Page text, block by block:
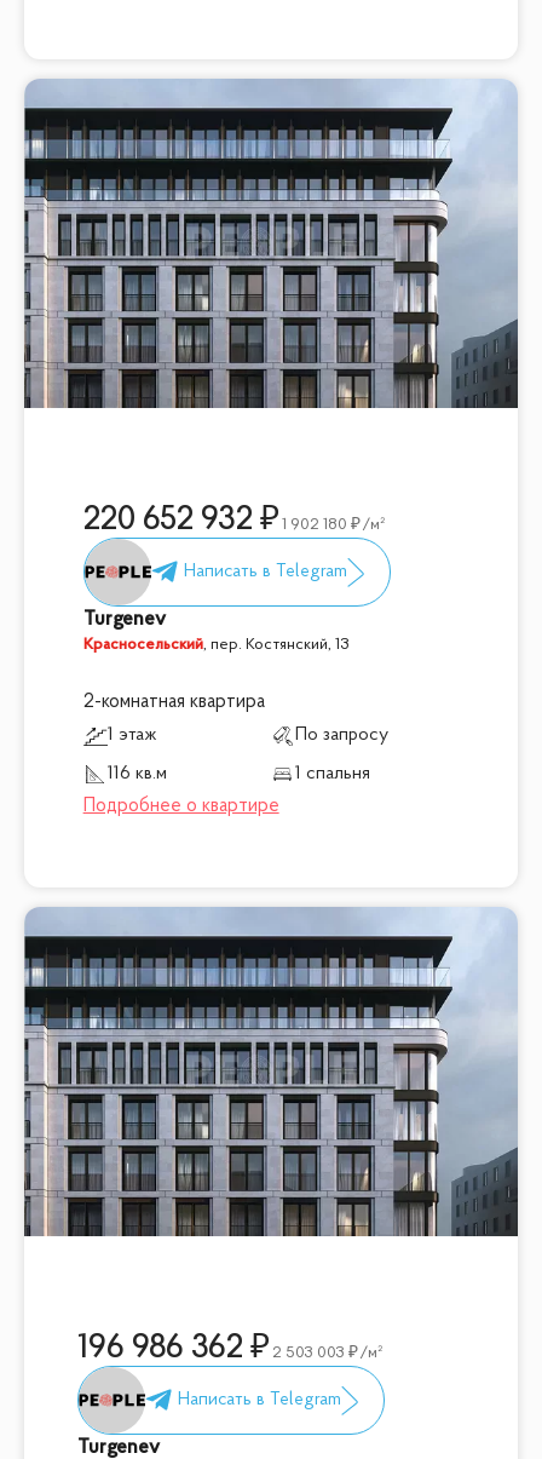
220 652 932 1 902 180 /м²
Turgenev
Красносельский, пер. Костянский, 13
2-комнатная квартира
1 этаж
По запросу
116 кв.м
1 спальня
196 986 362 2 503 003 /м²
Turgenev